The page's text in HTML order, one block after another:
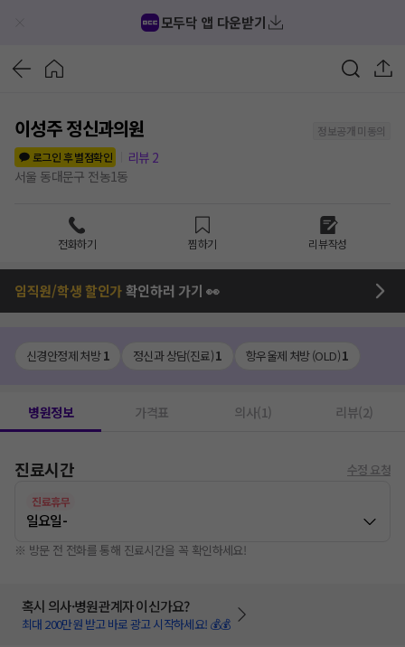
모두닥 앱 다운받기
이성주 정신과의원
정보공개 미동의
로그인 후 별점확인
리뷰 2
서울 동대문구 전농1동
전화하기 찜하기 리뷰작성
임직원/학생 할인가확인하러 가기 👀
신경안정제 처방1 정신과 상담(진료)1 항우울제 처방 (OLD)1
병원정보 가격표 의사(1) 리뷰(2)
진료시간 수정 요청
진료휴무
일요일-
※ 방문 전 전화를 통해 진료시간을 꼭 확인하세요!
혹시 의사·병원관계자 이신가요?
최대 200만원 받고 바로 광고 시작하세요! 💰💰